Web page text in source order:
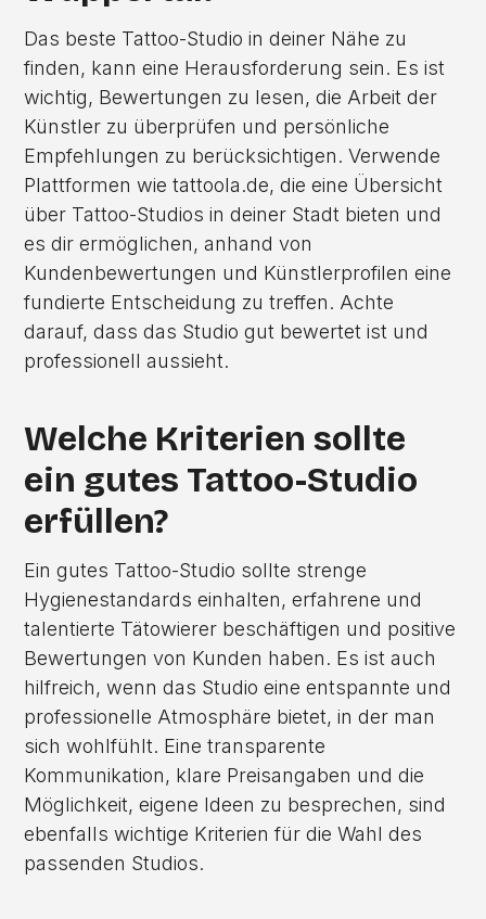
Das beste Tattoo-Studio in deiner Nähe zu
finden, kann eine Herausforderung sein. Es ist
wichtig, Bewertungen zu lesen, die Arbeit der
Künstler zu überprüfen und persönliche
Empfehlungen zu berücksichtigen. Verwende
Plattformen wie tattoola.de, die eine Übersicht
über Tattoo-Studios in deiner Stadt bieten und
es dir ermöglichen, anhand von
Kundenbewertungen und Künstlerprofilen eine
fundierte Entscheidung zu treffen. Achte
darauf, dass das Studio gut bewertet ist und
professionell aussieht.
Welche Kriterien sollte
ein gutes Tattoo-Studio
erfüllen?
Ein gutes Tattoo-Studio sollte strenge
Hygienestandards einhalten, erfahrene und
talentierte Tätowierer beschäftigen und positive
Bewertungen von Kunden haben. Es ist auch
hilfreich, wenn das Studio eine entspannte und
professionelle Atmosphäre bietet, in der man
sich wohlfühlt. Eine transparente
Kommunikation, klare Preisangaben und die
Möglichkeit, eigene Ideen zu besprechen, sind
ebenfalls wichtige Kriterien für die Wahl des
passenden Studios.